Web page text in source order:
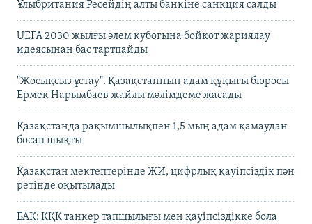
Ұлыбритания Ресейдің алты банкіне санкция салды
UEFA 2030 жылғы әлем кубогына бойкот жариялау
идеясынан бас тартпайды
"Жосықсыз ұстау". Қазақстанның адам құқығы бюросы
Ермек Нарымбаев жайлы мәлімдеме жасады
Қазақстанда рақымшылықпен 1,5 мың адам қамаудан
босап шықты
Қазақстан мектептерінде ЖИ, цифрлық қауіпсіздік пән
ретінде оқытылады
БАҚ: КҚК танкер тапшылығы мен қауіпсіздікке бола